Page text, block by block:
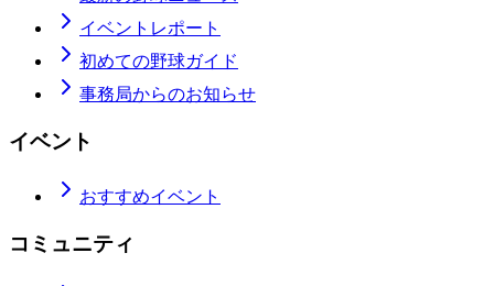
イベントレポート
初めての野球ガイド
事務局からのお知らせ
イベント
おすすめイベント
コミュニティ